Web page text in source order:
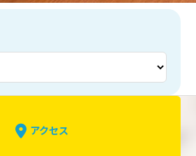
アクセス